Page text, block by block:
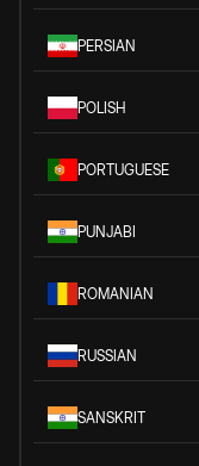
PERSIAN
POLISH
PORTUGUESE
PUNJABI
ROMANIAN
RUSSIAN
SANSKRIT